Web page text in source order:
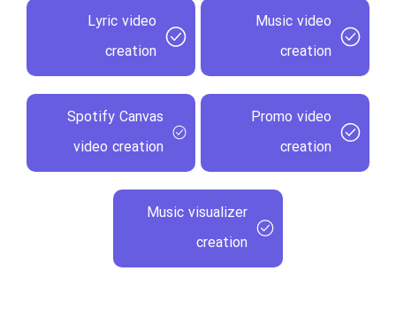
Music video
creation
Lyric video
creation
Promo video
creation
Spotify Canvas
video creation
Music visualizer
creation